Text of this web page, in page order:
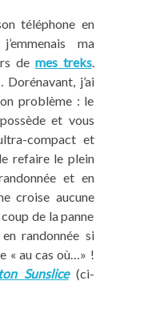
téléphone en
ma
de mes treks.
Dorénavant, j’ai
problème : le
et vous
compact et
refaire le plein
et en
croise aucune
de la panne
randonnée si
« au cas où…» !
Sunslice(ci-